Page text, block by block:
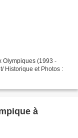
Olympiques (1993 -
Historique et Photos :
à